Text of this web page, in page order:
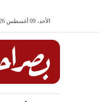
الأحد، 09 أغسطس 2026